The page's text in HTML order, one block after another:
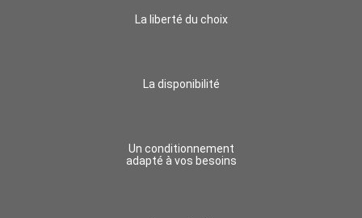
La liberté du choix
La disponibilité
Un conditionnement
adapté à vos besoins